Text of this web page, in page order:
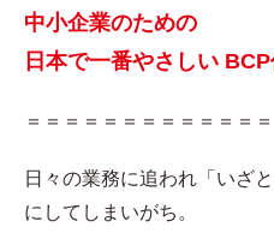
中小企業のための
日本で一番やさしい
＝＝＝＝＝＝＝＝＝＝＝＝
日々の業務に追われ「いざ
にしてしまいがち。